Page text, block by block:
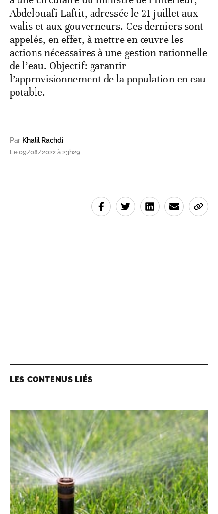
Abdelouafi Laftit, adressée le 21 juillet aux
walis et aux gouverneurs. Ces derniers sont
appelés, en effet, à mettre en œuvre les
actions nécessaires à une gestion rationnelle
de l’eau. Objectif: garantir
l’approvisionnement de la population en eau
potable.
Par Khalil Rachdi
Le 09/08/2022 à 23h29
LES CONTENUS LIÉS